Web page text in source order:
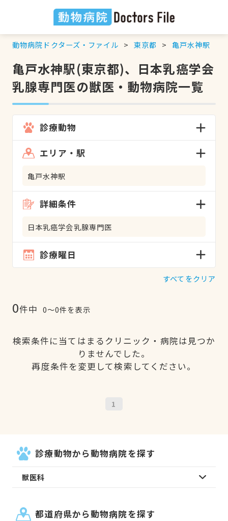
動物病院ドクターズ・ファイル 東京都 亀戸水神駅
亀戸水神駅(東京都)、日本乳癌学会
乳腺専門医の獣医・動物病院一覧
診療動物
エリア・駅
亀戸水神駅
詳細条件
日本乳癌学会乳腺専門医
診療曜日
すべてをクリア
0件中 0〜0件を表示
検索条件に当てはまるクリニック・病院は見つか
りませんでした。
再度条件を変更して検索してください。
1
診療動物から動物病院を探す
獣医科
都道府県から動物病院を探す